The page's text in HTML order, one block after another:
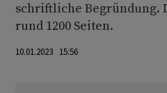
schriftliche Begründung.
rund 1200 Seiten.
10.01.2023 15:56